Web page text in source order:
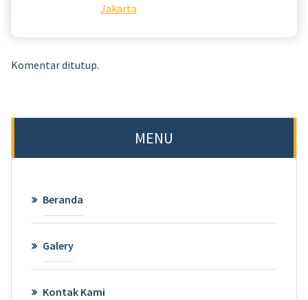
Jakarta
Komentar ditutup.
MENU
Beranda
Galery
Kontak Kami